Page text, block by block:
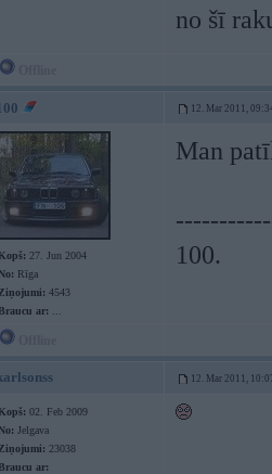
no šī
12. Mar 2011,
Kopš: 27. Jun 2004
No: Rīga
Ziņojumi: 4543
Braucu ar:
Man
100.
12. Mar 2011,
Kopš: 02. Feb 2009
No: Jelgava
Ziņojumi: 23038
Braucu ar: